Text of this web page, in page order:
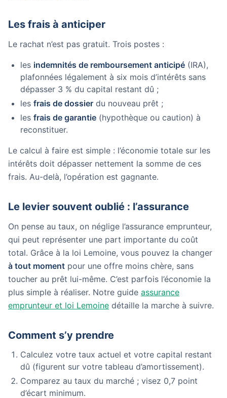
Les frais à anticiper
Le rachat n’est pas gratuit. Trois postes :
les indemnités de remboursement anticipé (IRA),
plafonnées légalement à six mois d’intérêts sans
dépasser 3 % du capital restant dû ;
les frais de dossier du nouveau prêt ;
les frais de garantie (hypothèque ou caution) à
reconstituer.
Le calcul à faire est simple : l’économie totale sur les
intérêts doit dépasser nettement la somme de ces
frais. Au-delà, l’opération est gagnante.
Le levier souvent oublié : l’assurance
On pense au taux, on néglige l’assurance emprunteur,
qui peut représenter une part importante du coût
total. Grâce à la loi Lemoine, vous pouvez la changer
à tout moment pour une offre moins chère, sans
toucher au prêt lui-même. C’est parfois l’économie la
plus simple à réaliser. Notre guide assurance
emprunteur et loi Lemoine détaille la marche à suivre.
Comment s’y prendre
Calculez votre taux actuel et votre capital restant
dû (figurent sur votre tableau d’amortissement).
Comparez au taux du marché ; visez 0,7 point
d’écart minimum.